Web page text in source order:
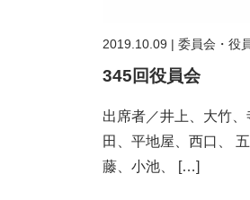
2019.10.09 委員会・役
345回役員会
出席者／井上、大竹
田、平地屋、西口、
藤、小池、 […]